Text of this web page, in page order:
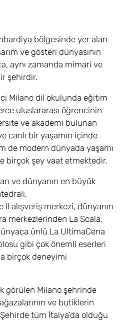
bölgesinde yer alan
ve gösteri dünyasının
aynı zamanda mimari ve
şehirdir.
Milano dil okulunda eğitim
uluslararası öğrencinin
ve akademi bulunan
canlı bir yaşamın içinde
de modern dünyada yaşamı
birçok şey vaat etmektedir.
ve dünyanın en büyük
alışveriş merkezi, dünyanın
merkezlerinden La Scala,
ünlü La UltimaCena
gibi çok önemli eserleri
birçok deneyimi
görülen Milano şehrinde
ve butiklerin
Şehirde tüm İtalya’da olduğu